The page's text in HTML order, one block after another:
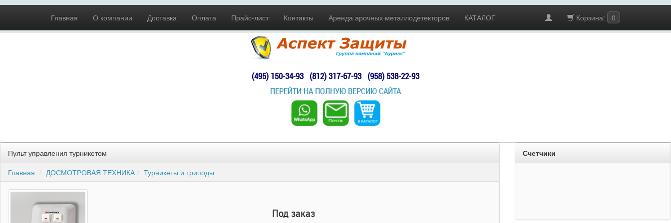
Главная О компании Доставка Оплата Прайс-лист Контакты Аренда арочных металлодетекторов КАТАЛОГ Корзина: 0
(495) 150-34-93 (812) 317-67-93 (958) 538-22-93
ПЕРЕЙТИ НА ПОЛНУЮ ВЕРСИЮ САЙТА
Пульт управления турникетом
Главная
ДОСМОТРОВАЯ ТЕХНИКА Турникеты и триподы
Под заказ
Счетчики